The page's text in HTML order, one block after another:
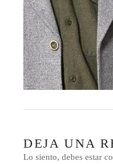
DEJA UNA
Lo siento, debes estar